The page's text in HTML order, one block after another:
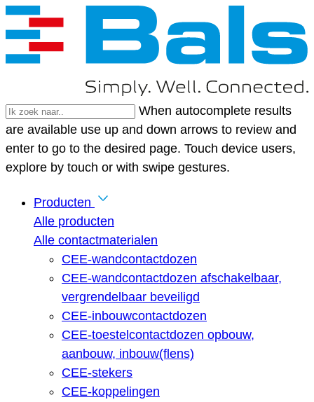
When autocomplete results
are available use up and down arrows to review and
enter to go to the desired page. Touch device users,
explore by touch or with swipe gestures.
Producten
Alle producten
Alle contactmaterialen
CEE-wandcontactdozen
CEE-wandcontactdozen afschakelbaar,
vergrendelbaar beveiligd
CEE-inbouwcontactdozen
CEE-toestelcontactdozen opbouw,
aanbouw, inbouw(flens)
CEE-stekers
CEE-koppelingen